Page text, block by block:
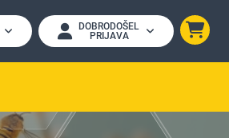
DOBRODOŠEL
PRIJAVA